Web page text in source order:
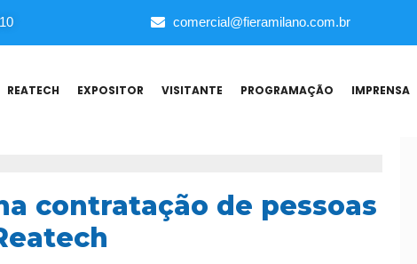
comercial@fieramilano.com.br
REATECH EXPOSITOR VISITANTE PROGRAMAÇÃO IMPRENSA
contratação de pessoas